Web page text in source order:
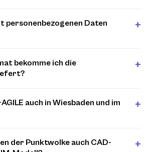
personenbezogenen Daten
bekomme ich die
auch in Wiesbaden und im
der Punktwolke auch CAD-